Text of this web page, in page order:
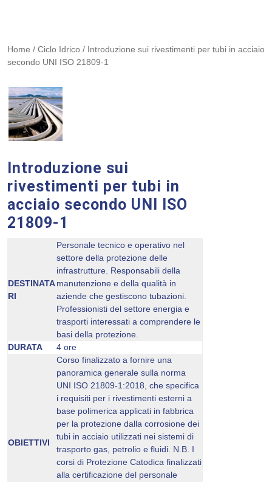
Home / Ciclo Idrico / Introduzione sui rivestimenti per tubi in acciaio
secondo UNI ISO 21809-1
Introduzione sui
rivestimenti per tubi in
acciaio secondo UNI ISO
21809-1
DESTINATA
RI
Personale tecnico e operativo nel
settore della protezione delle
infrastrutture. Responsabili della
manutenzione e della qualità in
aziende che gestiscono tubazioni.
Professionisti del settore energia e
trasporti interessati a comprendere le
basi della protezione.
DURATA
4 ore
OBIETTIVI
Corso finalizzato a fornire una
panoramica generale sulla norma
UNI ISO 21809-1:2018, che specifica
i requisiti per i rivestimenti esterni a
base polimerica applicati in fabbrica
per la protezione dalla corrosione dei
tubi in acciaio utilizzati nei sistemi di
trasporto gas, petrolio e fluidi. N.B. I
corsi di Protezione Catodica finalizzati
alla certificazione del personale